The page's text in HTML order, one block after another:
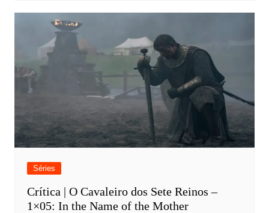
Séries
Crítica | O Cavaleiro dos Sete Reinos –
1×05: In the Name of the Mother